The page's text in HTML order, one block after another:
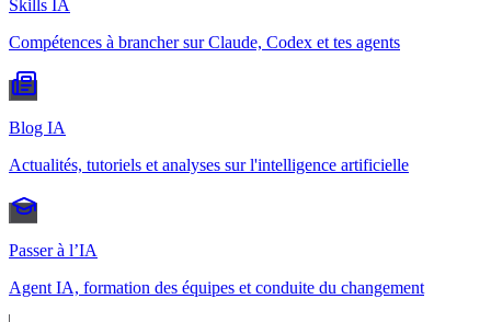
Skills IA
Compétences à brancher sur Claude, Codex et tes agents
Blog IA
Actualités, tutoriels et analyses sur l'intelligence artificielle
Passer à l’IA
Agent IA, formation des équipes et conduite du changement